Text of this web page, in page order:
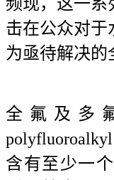
击在公众对于
为亟待解决的
全氟及多
polyfluoroalkyl
含有至少一